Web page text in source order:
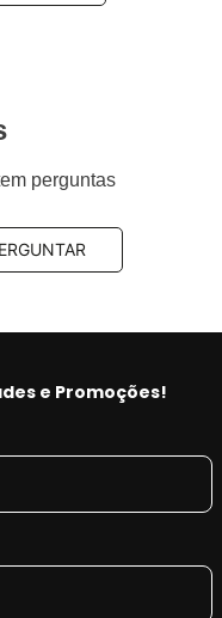
perguntas
e Promoções!